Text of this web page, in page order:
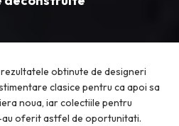
obtinute de designeri
clasice pentru ca apoi sa
noua, iar colectiile pentru
oferit astfel de oportunitati.